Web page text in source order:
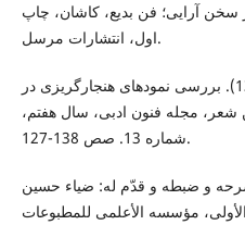
سید محمد (1376). هنر سخن آرایی؛ فن بدیع، کاشان، چاپ
اول، انتشارات مرسل.
سلمانی‌نژاد مهرآبادی، صغرا (1394). بررسی نمودهای هنجارگریزی در
شعر، مجله فنون ادبی، سال هفتم،
شماره 13. صص 138-127.
دیوان، شرحه و ضبطه و قدّم له: ضياء حسين